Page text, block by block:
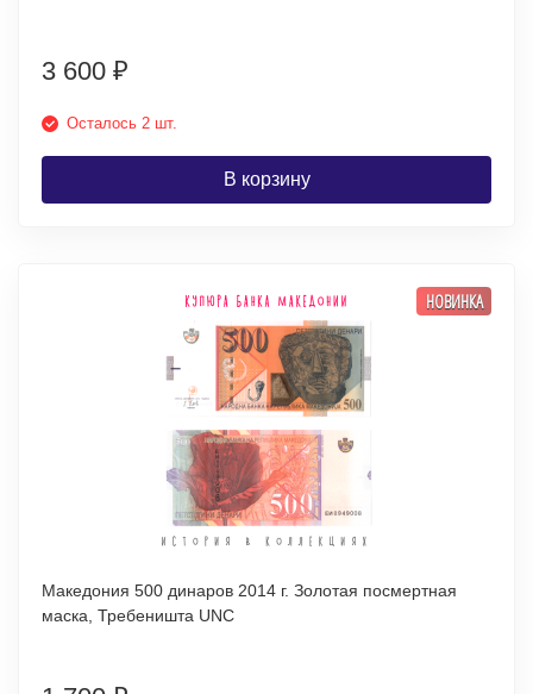
3 600 ₽
Осталось 2 шт.
В корзину
НОВИНКА
Македония 500 динаров 2014 г. Золотая посмертная
маска, Требеништа UNC